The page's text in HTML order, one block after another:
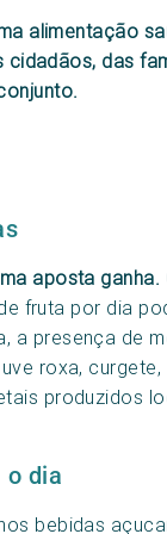
alimentação
das
aposta ganha.
fruta por dia
a presença de
roxa,
produzidos
o dia
bebidas